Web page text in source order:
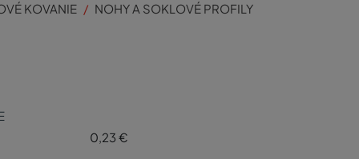
KOVANIE NOHY A SOKLOVÉ PROFILY
0,23 €